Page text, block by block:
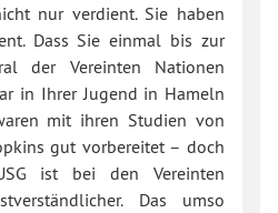
nur verdient. Sie haben
Dass Sie einmal bis zur
der Vereinten Nationen
in Ihrer Jugend in Hameln
mit ihren Studien von
gut vorbereitet – doch
ist bei den Vereinten
Das umso